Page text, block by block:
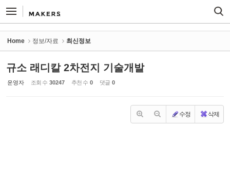
Home 정보/자료 최신정보
규소 래디칼 2차전지 기술개발
운영자 조회 수 30247 추천 수 0 댓글 0
수정 삭제